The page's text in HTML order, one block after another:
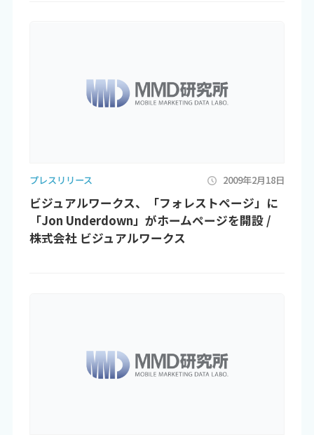
プレスリリース 2009年2月18日
ビジュアルワークス、「フォレストページ」に
「Jon Underdown」がホームページを開設 /
株式会社 ビジュアルワークス